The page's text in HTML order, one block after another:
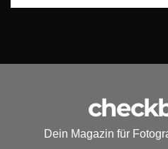
Dein Magazin für